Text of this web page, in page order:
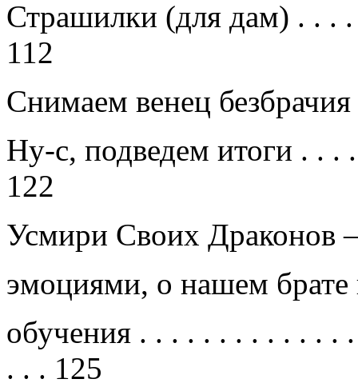
Страшилки (для дам) . . .
112
Снимаем венец безбрачия
Ну-с, подведем итоги . . .
122
Усмири Своих Драконов
эмоциями, о нашем брате
обучения . . . . . . . . . . . . .
. . . 125